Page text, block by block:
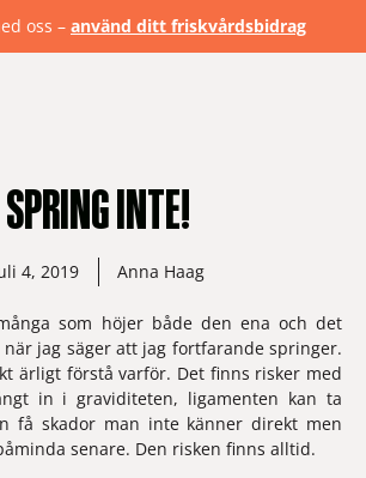
oss – använd ditt friskvårdsbidrag
SPRING INTE!
4, 2019 Anna Haag
som höjer både den ena och det
jag säger att jag fortfarande springer.
ärligt förstå varför. Det finns risker med
in i graviditeten, ligamenten kan ta
få skador man inte känner direkt men
senare. Den risken finns alltid.